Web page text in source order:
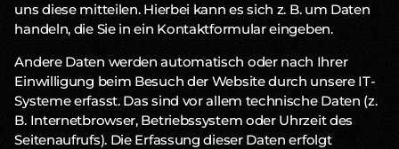
uns diese mitteilen. Hierbei kann es sich z. B. um Daten
handeln, die Sie in ein Kontaktformular eingeben.
Andere Daten werden automatisch oder nach Ihrer
Einwilligung beim Besuch der Website durch unsere IT-
Systeme erfasst. Das sind vor allem technische Daten (z.
B. Internetbrowser, Betriebssystem oder Uhrzeit des
Seitenaufrufs). Die Erfassung dieser Daten erfolgt